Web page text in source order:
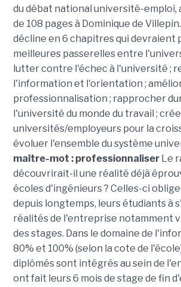
du débat national université-emploi,
de 108 pages à Dominique de
décline en 6 chapitres qui devraient
meilleures passerelles entre
lutter contre l'échec à l'université ;
l'information et l'orientation ;
professionnalisation ; rapprocher
l'université du monde du travail ;
universités/employeurs pour la
évoluer l'ensemble du système
maître-mot : professionnaliserLe
découvrirait-il une réalité déjà
écoles d'ingénieurs ? Celles-ci
depuis longtemps, leurs étudiants à
réalités de l'entreprise notamment
des stages. Dans le domaine de
80% et 100% (selon la cote de
diplômés sont intégrés au sein de
ont fait leurs 6 mois de stage de fin